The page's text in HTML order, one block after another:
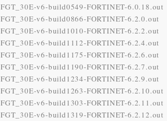
FGT_30E-v6-build0549-FORTINET-6.0.18.out
FGT_30E-v6-build0866-FORTINET-6.2.0.out
FGT_30E-v6-build1010-FORTINET-6.2.2.out
FGT_30E-v6-build1112-FORTINET-6.2.4.out
FGT_30E-v6-build1175-FORTINET-6.2.6.out
FGT_30E-v6-build1190-FORTINET-6.2.7.out
FGT_30E-v6-build1234-FORTINET-6.2.9.out
FGT_30E-v6-build1263-FORTINET-6.2.10.out
FGT_30E-v6-build1303-FORTINET-6.2.11.out
FGT_30E-v6-build1319-FORTINET-6.2.12.out